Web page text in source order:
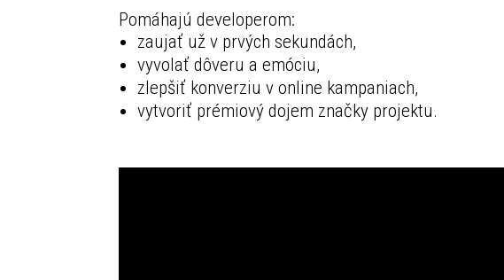
Pomáhajú developerom:
zaujať už v prvých sekundách,
vyvolať dôveru a emóciu,
zlepšiť konverziu v online kampaniach,
vytvoriť prémiový dojem značky projektu.